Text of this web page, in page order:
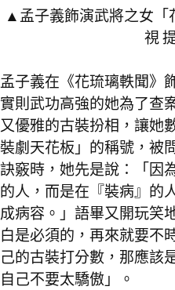
▲孟子義飾演武將之女「
視
孟子義在《花琉璃軼聞》
實則武功高強的她為了查
又優雅的古裝扮相，讓她
裝劇天花板」的稱號，被
訣竅時，她先是說：「因
的人，而是在『裝病』的
成病容。」語畢又開玩笑
白是必須的，再來就要不
己的古裝打分數，那應該
自己不要太驕傲」。